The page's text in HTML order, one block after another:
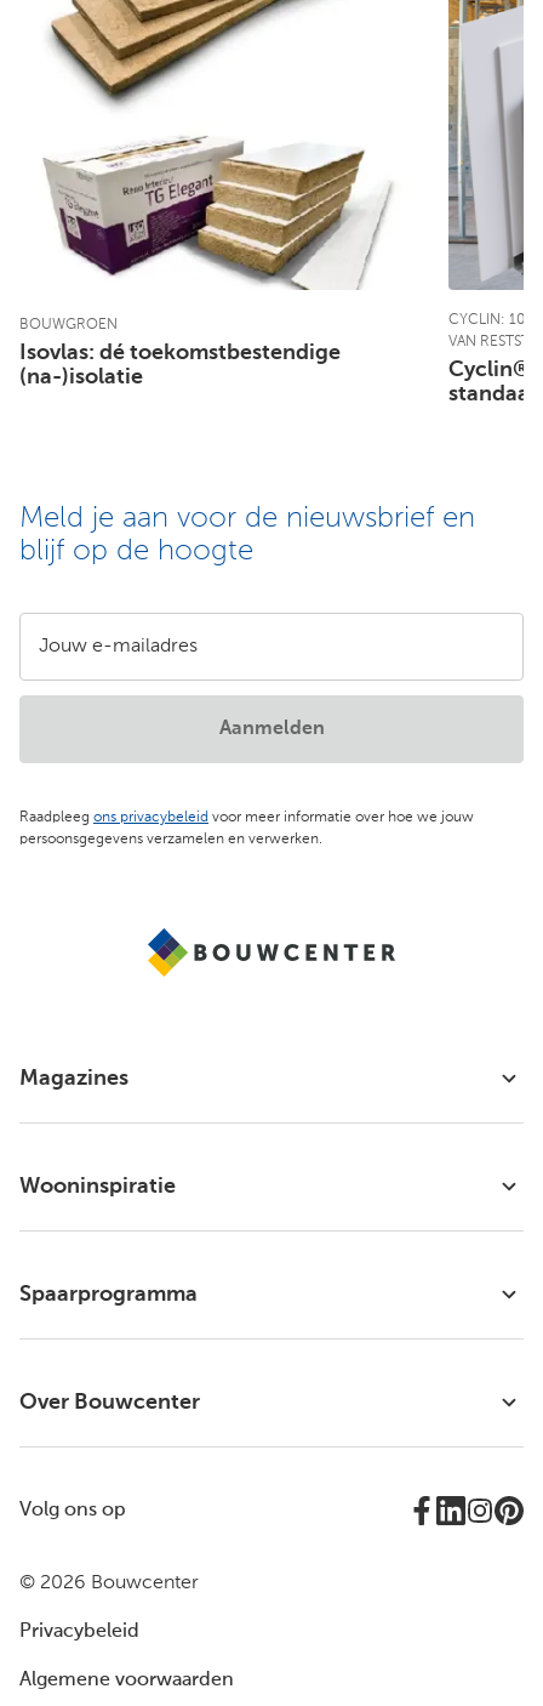
BOUWGROEN
Isovlas: dé toekomstbestendige
(na-)isolatie
CYCLIN:
VAN
Meld je aan voor de nieuwsbrief en
blijf op de hoogte
Jouw e-mailadres
Raadpleeg ons privacybeleid voor meer informatie over hoe we jouw
persoonsgegevens verzamelen en verwerken.
Aanmelden
Magazines
Wooninspiratie
Spaarprogramma
Over Bouwcenter
© 2026 Bouwcenter
Privacybeleid
Algemene voorwaarden
Volg ons op